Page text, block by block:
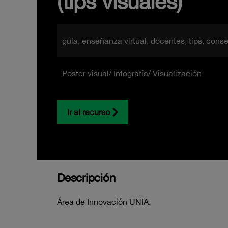
guía, enseñanza virtual, docentes, tips,
Poster visual/ Infografía/ Visualización
Ir al recurso
Descripción
Área de Innovación UNIA.